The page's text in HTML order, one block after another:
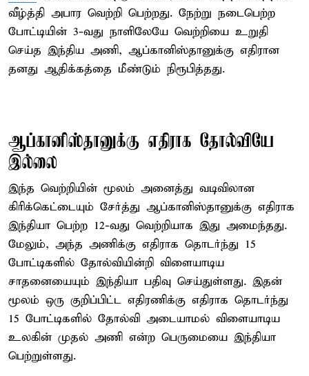
வீழ்த்தி அபார வெற்றி பெற்றது. நேற்று நடைபெற்ற
போட்டியின் 3-வது நாளிலேயே வெற்றியை உறுதி
செய்த இந்திய அணி, ஆப்கானிஸ்தானுக்கு எதிரான
தனது ஆதிக்கத்தை மீண்டும் நிரூபித்தது.
ஆப்கானிஸ்தானுக்கு எதிராக தோல்வியே
இல்லை
இந்த வெற்றியின் மூலம் அனைத்து வடிவிலான
கிரிக்கெட்டையும் சேர்த்து ஆப்கானிஸ்தானுக்கு எதிராக
இந்தியா பெற்ற 12-வது வெற்றியாக இது அமைந்தது.
மேலும், அந்த அணிக்கு எதிராக தொடர்ந்து 15
போட்டிகளில் தோல்வியின்றி விளையாடிய
சாதனையையும் இந்தியா பதிவு செய்துள்ளது. இதன்
மூலம் ஒரு குறிப்பிட்ட எதிரணிக்கு எதிராக தொடர்ந்து
15 போட்டிகளில் தோல்வி அடையாமல் விளையாடிய
உலகின் முதல் அணி என்ற பெருமையை இந்தியா
பெற்றுள்ளது.